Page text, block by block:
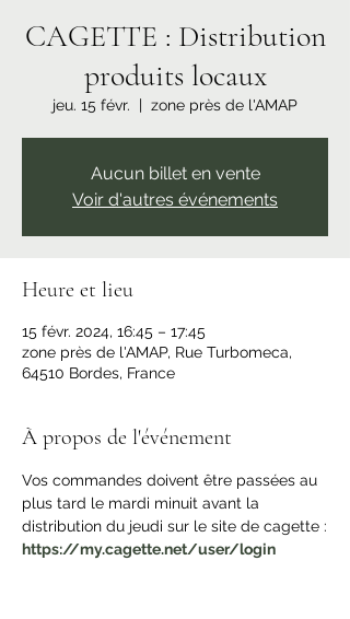
CAGETTE : Distribution
produits locaux
jeu. 15 févr.
  |
zone près de l'AMAP
Aucun billet en vente
Voir d'autres événements
Heure et lieu
15 févr. 2024, 16:45 – 17:45
zone près de l'AMAP, Rue Turbomeca,
64510 Bordes, France
À propos de l'événement
Vos commandes doivent être passées au
plus tard le mardi minuit avant la
distribution du jeudi sur le site de cagette :
https://my.cagette.net/user/login